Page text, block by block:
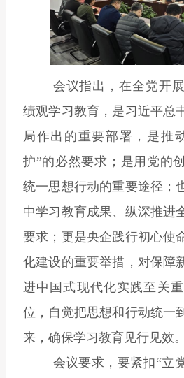
会议指出，在全党开
绩观学习教育，是习近平总
局作出的重要部署， 是推
护”的必然要求；是用党的
统一思想行动的重要途径；
中学习教育成果、纵深推进
要求； 更是央企践行初心使
化建设的重要举措，对保障
进中国式现代化实践至关
位，自觉把思想和行动统一
来，确保学习教育见行见效。
会议要求，要紧扣“立